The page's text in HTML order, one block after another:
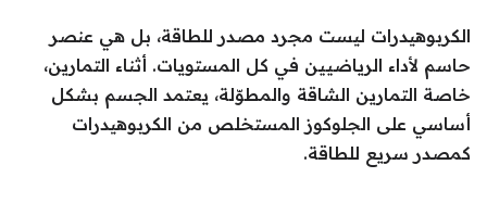
الكربوهيدرات ليست مجرد مصدر للطاقة، بل هي عنصر
حاسم لأداء الرياضيين في كل المستويات. أثناء التمارين،
خاصة التمارين الشاقة والمطوّلة، يعتمد الجسم بشكل
أساسي على الجلوكوز المستخلص من الكربوهيدرات
كمصدر سريع للطاقة.